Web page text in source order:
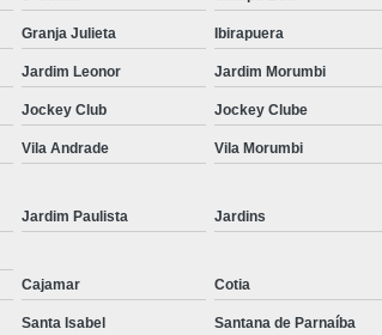
Corrimão Inox para Escada
Corrimão Inox Quadrado
Corte a Laser Chapa Aço
Corte a Laser em Chapa
Solda a Laser
Corte a Laser em Chapa de
Granja Julieta Ibirapuera
Jardim Leonor Jardim Morumbi
Jockey Club Jockey Clube
Vila Andrade Vila Morumbi
Jardim Paulista Jardins
Cajamar Cotia
Santa Isabel Santana de Parnaíba